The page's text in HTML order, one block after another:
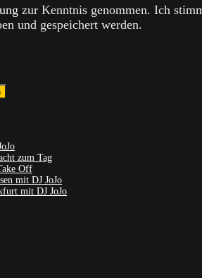
zur Kenntnis genommen. Ich
und gespeichert werden.
zum Tag
Off
mit DJ JoJo
mit DJ JoJo